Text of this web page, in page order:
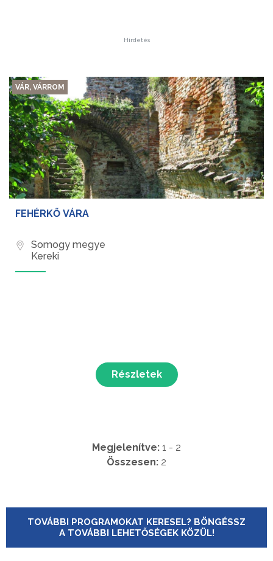
Hirdetés
VÁR, VÁRROM
FEHÉRKŐ VÁRA
Somogy megye
Kereki
Részletek
Megjelenítve: 1 - 2
Összesen: 2
TOVÁBBI PROGRAMOKAT KERESEL? BÖNGÉSSZ
A TOVÁBBI LEHETŐSÉGEK KÖZÜL!